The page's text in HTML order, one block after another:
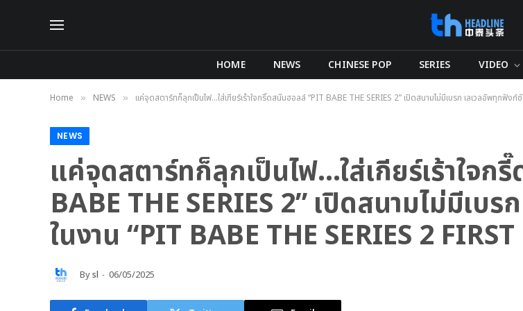
HOME NEWS CHINESE POP SERIES VIDEO
Home » NEWS » แค่จุดสตาร์ทก็ลุกเป็นไฟ…ใส่เกียร์เร้าใจกรี๊ดสนั่นฮอลล์ “PIT BABE THE SERIES 2” เปิดสนามไม่มีเบรก เลเวลอัพทุกฟังก์
NEWS
แค่จุดสตาร์ทก็ลุกเป็นไฟ…ใส่เกียร์เร้าใจก
BABE THE SERIES 2” เปิดสนามไม่มีเบ
ในงาน “PIT BABE THE SERIES 2
Bysl 06/05/2025